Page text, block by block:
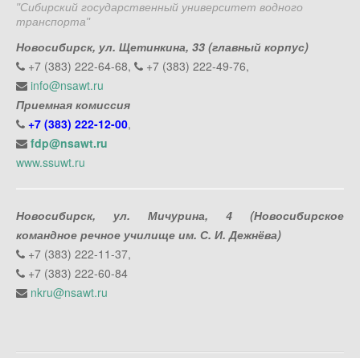
"Сибирский государственный университет водного
транспорта"
Новосибирск, ул. Щетинкина, 33 (главный корпус)
+7 (383) 222-64-68,
+7 (383) 222-49-76,
info@nsawt.ru
Приемная комиссия
+7 (383) 222-12-00,
fdp@nsawt.ru
www.ssuwt.ru
Новосибирск, ул. Мичурина, 4 (Новосибирское
командное речное училище им. С. И. Дежнёва)
+7 (383) 222-11-37,
+7 (383) 222-60-84
nkru@nsawt.ru